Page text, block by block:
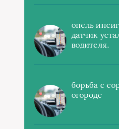
опель
датчик
водителя.
борьба с
огороде